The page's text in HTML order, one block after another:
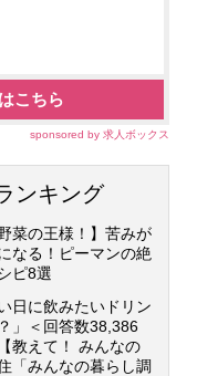
こちら
sponsored by 求人ボックス
ンキング
野菜の王様！】苦みが
なる！ピーマンの絶
ピ8選
い日に飲みたいドリン
」＜回答数38,386
教えて！ みんなの
「みんなの暮らし調